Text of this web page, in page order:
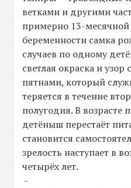
ветками и другими
примерно 13-
беременности самка
случаев по одному
светлая окраска и
пятнами, который
теряется в течение
полугодия. В возрасте
детёныш перестаёт
становится
зрелость наступает в
четырёх лет.
-